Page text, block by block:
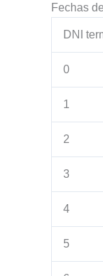
Fechas
DNI
0
1
2
3
4
5